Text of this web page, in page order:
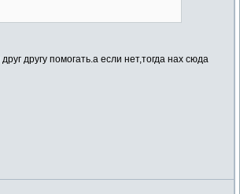
другу помогать.а если нет,тогда нах сюда